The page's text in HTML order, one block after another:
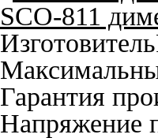
SCO-811
Изготовитель
Гарантия
Напряжение